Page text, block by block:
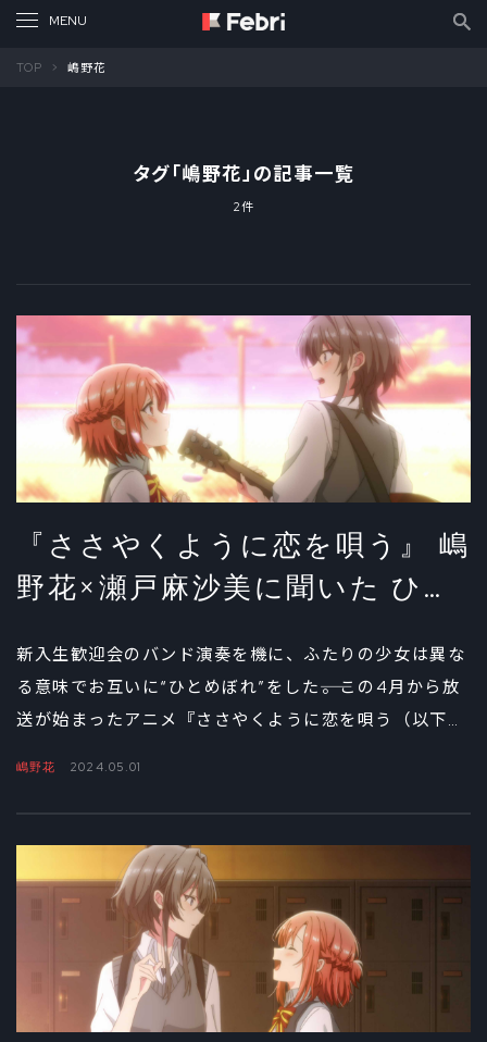
TOP 嶋野花
タグ「嶋野花」の記事一覧
2件
『ささやくように恋を唄う』 嶋
野花×瀬戸麻沙美に聞いた ひま
新入生歓迎会のバンド演奏を機に、ふたりの少女は異な
る意味でお互いに“ひとめぼれ”をした――。この4月から放
送が始まったアニメ『ささやくように恋を唄う（以下、
話から第3話までの注目ポイントを中心に話を聞いた。
嶋野花 2024.05.01